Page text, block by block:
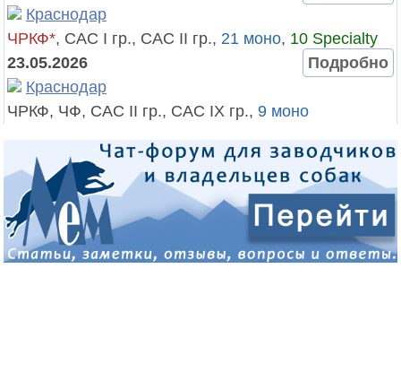
Краснодар
ЧРКФ*, САС I гр., САС II гр., 21 моно, 10 Specialty
23.05.2026
Подробно
Краснодар
ЧРКФ, ЧФ, САС II гр., САС IX гр., 9 моно